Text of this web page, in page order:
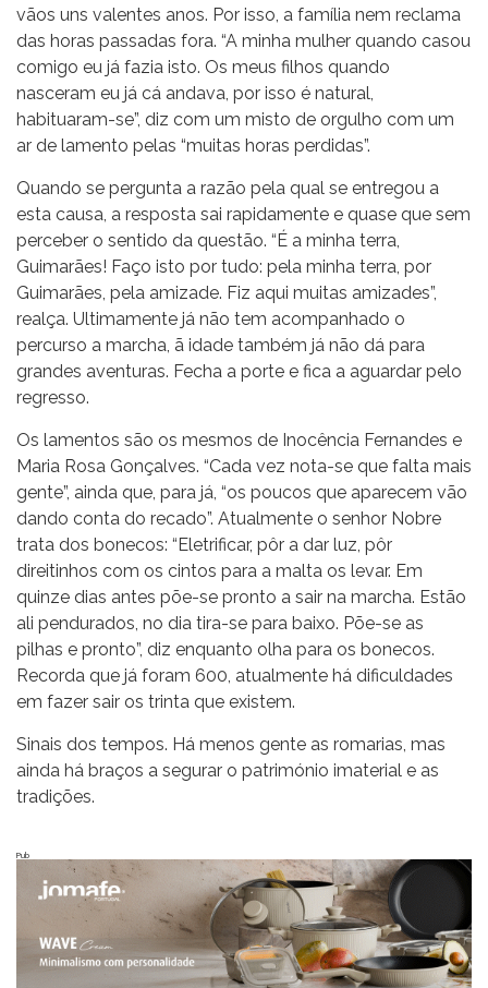
vãos uns valentes anos. Por isso, a família nem reclama
das horas passadas fora. “A minha mulher quando casou
comigo eu já fazia isto. Os meus filhos quando
nasceram eu já cá andava, por isso é natural,
habituaram-se”, diz com um misto de orgulho com um
ar de lamento pelas “muitas horas perdidas”.
Quando se pergunta a razão pela qual se entregou a
esta causa, a resposta sai rapidamente e quase que sem
perceber o sentido da questão. “É a minha terra,
Guimarães! Faço isto por tudo: pela minha terra, por
Guimarães, pela amizade. Fiz aqui muitas amizades”,
realça. Ultimamente já não tem acompanhado o
percurso a marcha, ã idade também já não dá para
grandes aventuras. Fecha a porte e fica a aguardar pelo
regresso.
Os lamentos são os mesmos de Inocência Fernandes e
Maria Rosa Gonçalves. “Cada vez nota-se que falta mais
gente”, ainda que, para já, “os poucos que aparecem vão
dando conta do recado”. Atualmente o senhor Nobre
trata dos bonecos: “Eletrificar, pôr a dar luz, pôr
direitinhos com os cintos para a malta os levar. Em
quinze dias antes põe-se pronto a sair na marcha. Estão
ali pendurados, no dia tira-se para baixo. Põe-se as
pilhas e pronto”, diz enquanto olha para os bonecos.
Recorda que já foram 600, atualmente há dificuldades
em fazer sair os trinta que existem.
Sinais dos tempos. Há menos gente as romarias, mas
ainda há braços a segurar o património imaterial e as
tradições.
Pub